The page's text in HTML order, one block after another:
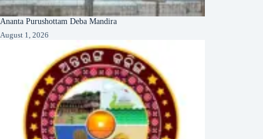
Ananta Purushottam Deba Mandira
August 1, 2026